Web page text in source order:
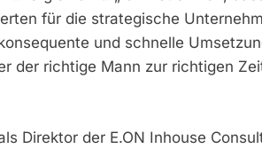
für die strategische
und schnelle
der richtige Mann zur richtigen
Direktor der E.ON Inhouse